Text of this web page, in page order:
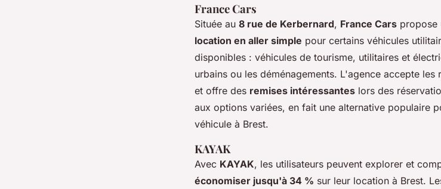
France Cars
Située au 8 rue de Kerbernard, France Cars propose
location en aller simple pour certains véhicules
disponibles : véhicules de tourisme, utilitaires et
urbains ou les déménagements. L'agence accepte les
et offre des remises intéressantes lors des
aux options variées, en fait une alternative populaire
véhicule à Brest.
KAYAK
Avec KAYAK, les utilisateurs peuvent explorer et
économiser jusqu'à 34 % sur leur location à Brest.